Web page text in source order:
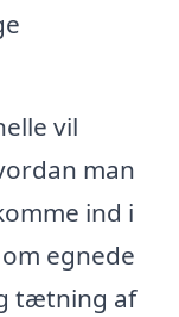
vil
man
ind i
egnede
tætning af